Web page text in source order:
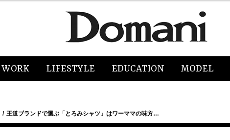
WORK LIFESTYLE EDUCATION MODEL
王道ブランドで選ぶ「とろみシャツ」はワーママの味方…